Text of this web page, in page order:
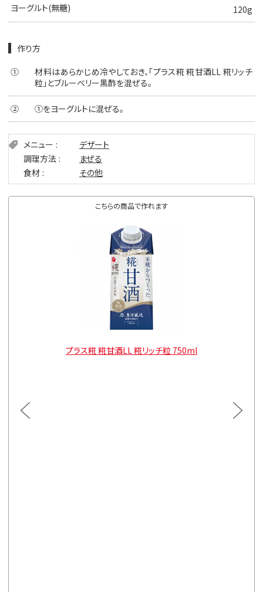
ヨーグルト(無糖) 120g
作り方
①
材料はあらかじめ冷やしておき、「プラス糀 糀甘酒LL 糀リッチ
粒」とブルーベリー黒酢を混ぜる。
② ①をヨーグルトに混ぜる。
メニュー
デザート
調理方法
まぜる
食材
その他
こちらの商品で作れます
通常価格
¥4,482
プラス糀 糀甘酒LL 糀リッチ粒 750ml